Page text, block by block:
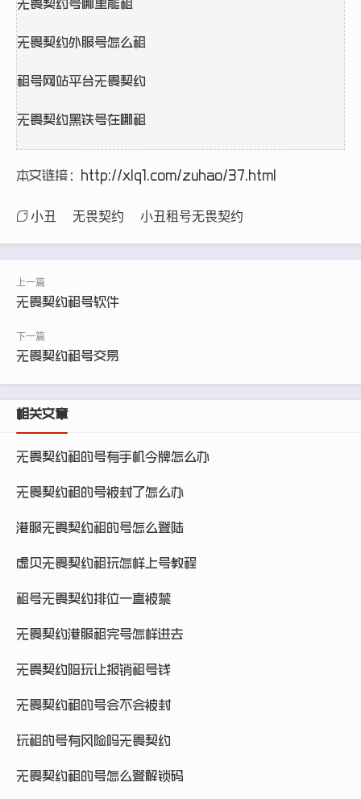
无畏契约号哪里能租
无畏契约外服号怎么租
租号网站平台无畏契约
无畏契约黑铁号在哪租
本文链接： http://xlq1.com/zuhao/37.html
小丑 无畏契约 小丑租号无畏契约
无畏契约租号软件
无畏契约租号交易
相关文章
无畏契约租的号有手机令牌怎么办
无畏契约租的号被封了怎么办
港服无畏契约租的号怎么登陆
虚贝无畏契约租玩怎样上号教程
租号无畏契约排位一直被禁
无畏契约港服租完号怎样进去
无畏契约陪玩让报销租号钱
无畏契约租的号会不会被封
玩租的号有风险吗无畏契约
无畏契约租的号怎么登解锁码